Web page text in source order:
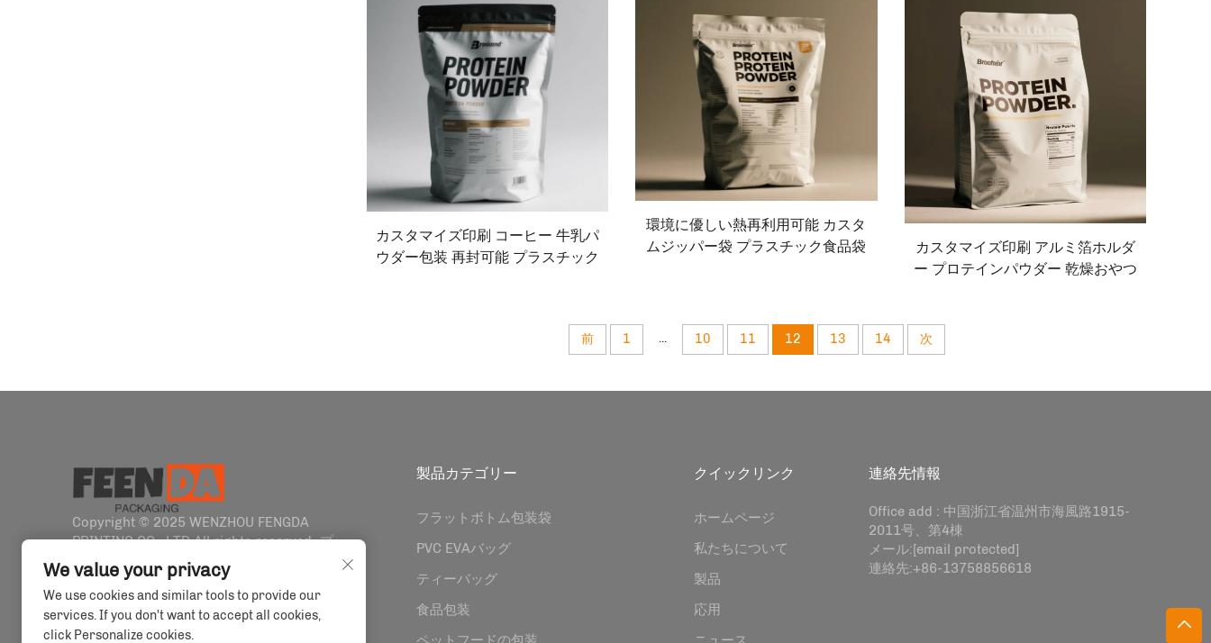
カスタマイズ印刷 コーヒー 牛乳パ
ウダー包装 再封可能 プラスチック
環境に優しい熱再利用可能 カスタ
ムジッパー袋 プラスチック食品袋
カスタマイズ印刷 アルミ箔ホルダ
ー プロテインパウダー 乾燥おやつ
前 1 ... 10 11 12 13 14 次
Copyright © 2025 WENZHOU FENGDA
PRINTING CO., LTD All rights reserved. プ
ライバシーポリシー
製品カテゴリー
フラットボトム包装袋
PVC EVAバッグ
ティーバッグ
食品包装
クイックリンク
ホームページ
私たちについて
製品
応用
連絡先情報
Office add : 中国浙江省温州市海風路1915-
2011号、第4棟
メール:[email protected]
連絡先:+86-13758856618
We value your privacy
We use cookies and similar tools to provide our
services. If you don't want to accept all cookies,
click Personalize cookies.